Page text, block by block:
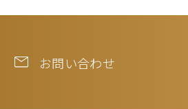
お問い合わせ